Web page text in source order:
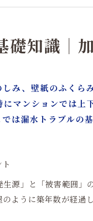
渉を円滑に進めるた
取りとリフォームをワ
に基づくカビ対策｜再
トラブルから解決まで
・カビ対策はカビバ
礎知識｜
み、壁紙のふく
マンションでは
は漏水トラブルの
源」と「被害範囲
ように築年数が経